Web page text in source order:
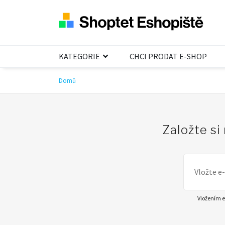
KATEGORIE CHCI PRODAT E-SHOP
Domů
Založte si
Vložením